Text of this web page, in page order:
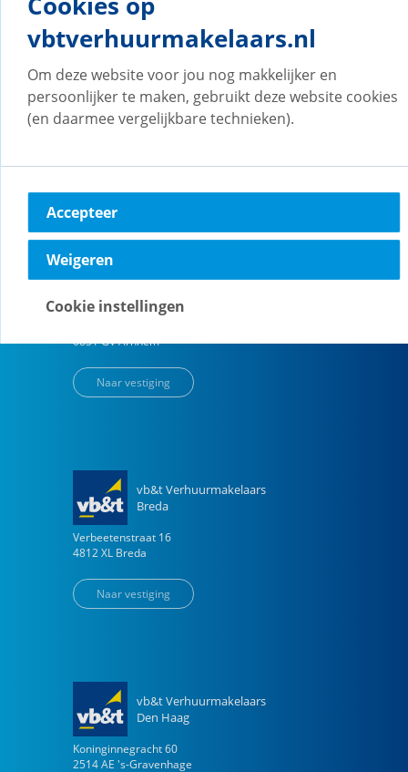
vb&t Verhuurmakelaars
Amsterdam
H.J.E. Wenckebachweg 123
Amsterdam
Naar vestiging
vb&t Verhuurmakelaars
6831 GV Arnhem
Naar vestiging
vb&t Verhuurmakelaars
Breda
Verbeetenstraat 16
4812 XL Breda
Naar vestiging
vb&t Verhuurmakelaars
Den Haag
Koninginnegracht 60
2514 AE 's-Gravenhage
vbtverhuurmakelaars.nl
Om deze website voor jou nog makkelijker en
persoonlijker te maken, gebruikt deze website cookies
(en daarmee vergelijkbare technieken).
Accepteer
Weigeren
Cookie instellingen